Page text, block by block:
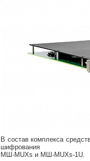
В состав комплекса
шифрования
МШ-MUXs и МШ-MUXs-1U.